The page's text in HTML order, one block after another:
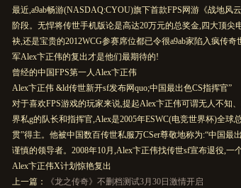
最近,a9ab畅游(NASDAQ:CYOU)旗下首款FPS网游《战地风
阶段。无悍将传世手机版论是高达20万元的总奖金,四大顶尖
袂,还是宝贵的2012WCG参赛席位都已令很a9ab家陷入疯传
军Alex卞正伟的复出才是他们最期待的!
曾经的中国FPS第一人Alex卞正伟
Alex卞正伟 &ld传世新开sf发布网quo;中国最出色CS指挥官”
对于喜欢FPS游戏的玩家来说,提起Alex卞正伟可谓无人不知
界私g的队长和指挥官,Alex是2005年ESWC(电竞世界杯)全球
贯”得主。他被中国数百传世私服万CSer尊敬地称为:“中国
谨慎的领导者。2008年10月,Alex卞正伟找传世sf宣布退役,一
Alex卞正伟X计划惊艳复出
上一篇：
《龙之传奇》不删档测试3月30日激情开启